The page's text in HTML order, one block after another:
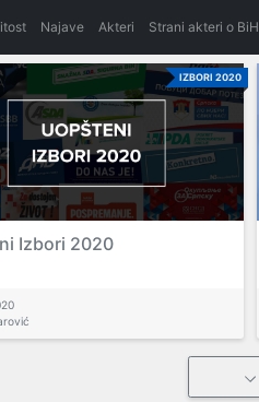
Najave Akteri Strani akteri o BiH
IZBORI 2020
Izbori 2020